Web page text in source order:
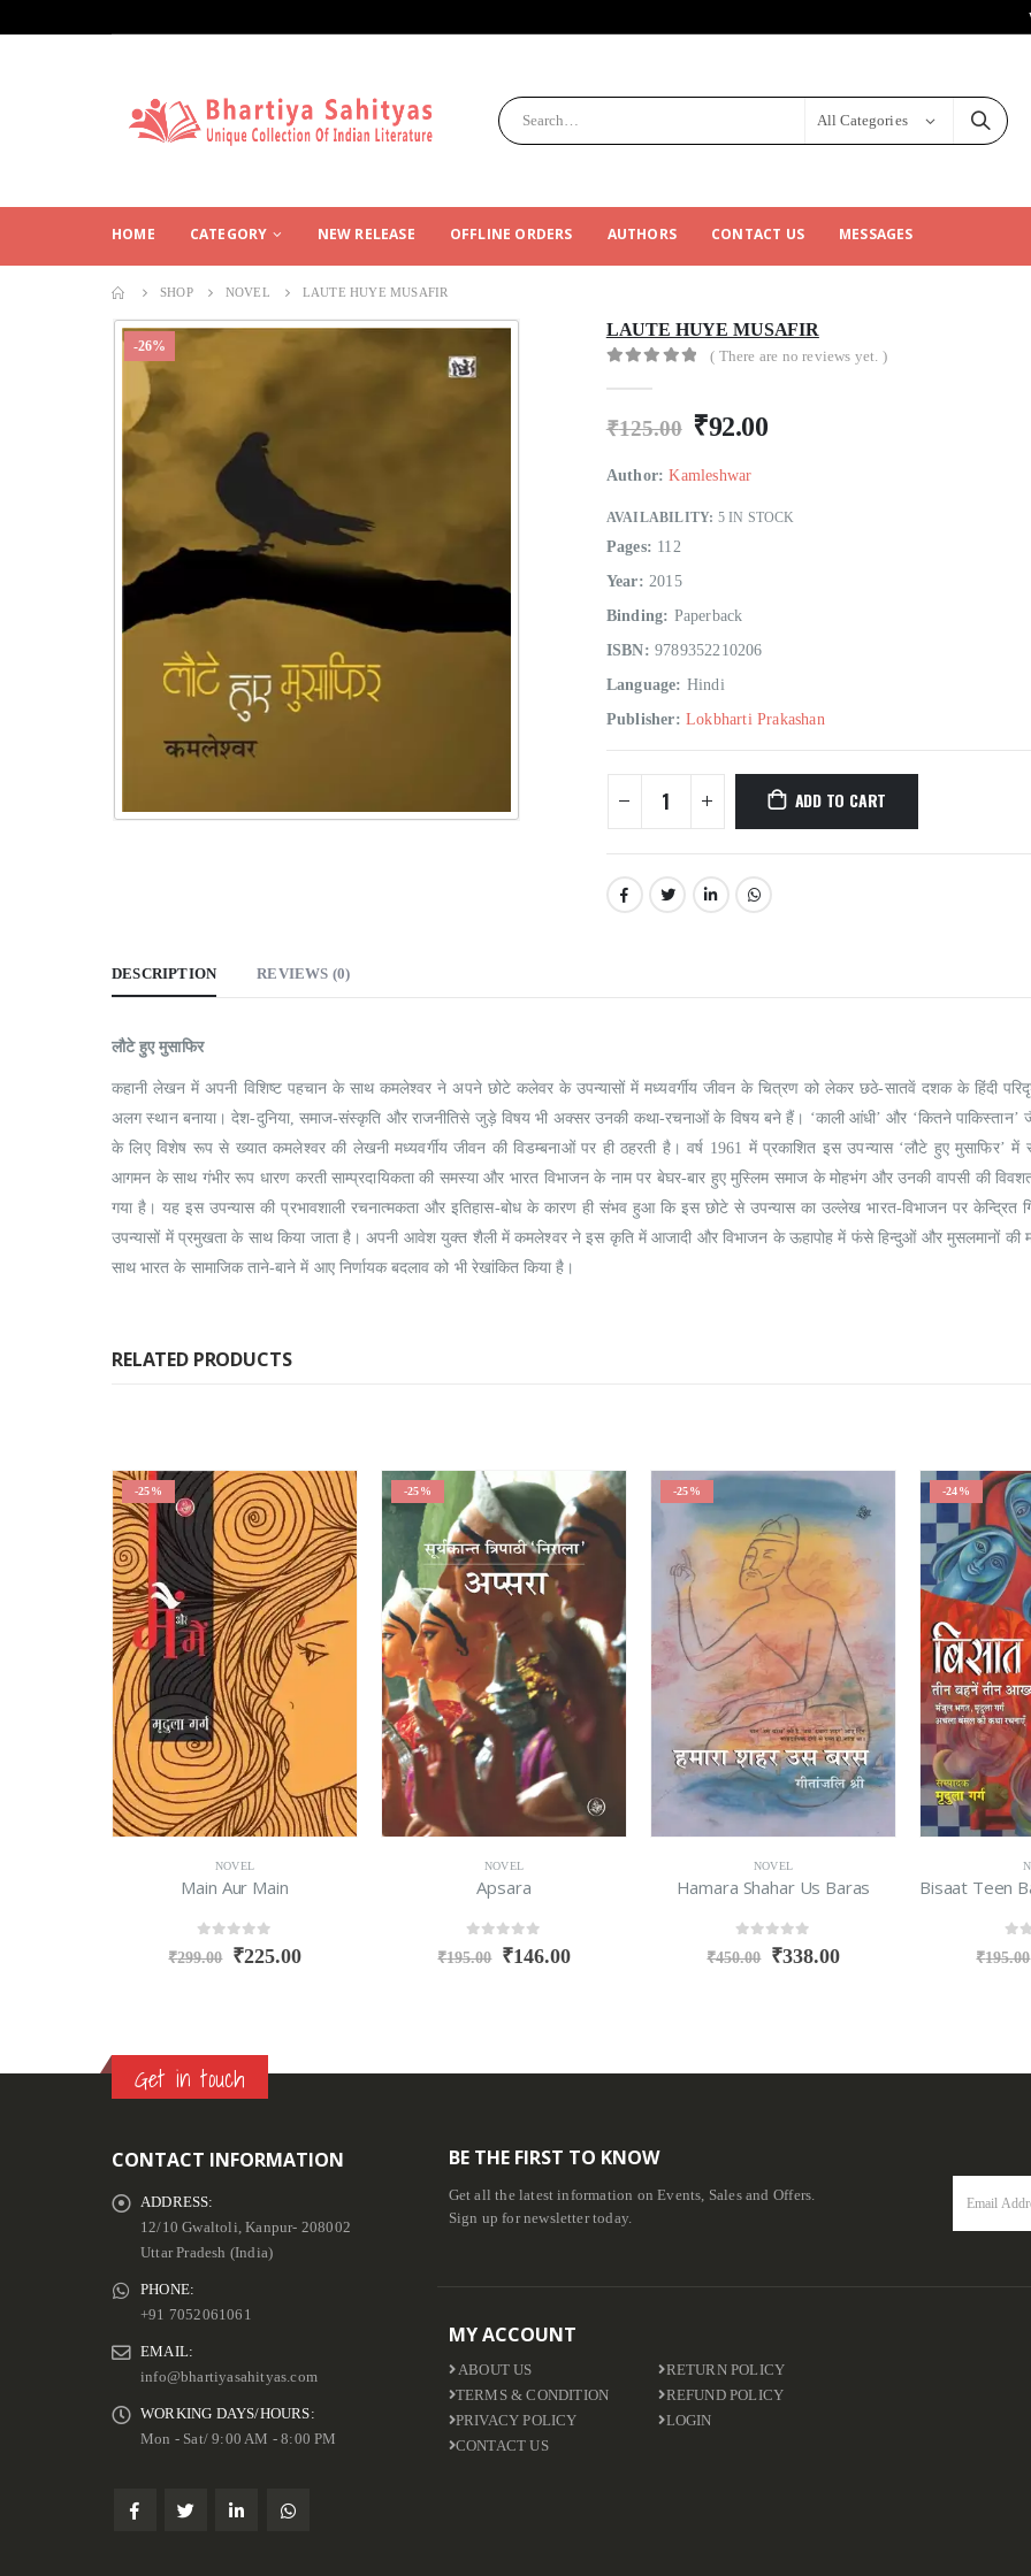
All Categories
HOME CATEGORY NEW RELEASE OFFLINE ORDERS AUTHORS CONTACT US MESSAGES
SHOP NOVEL LAUTE HUYE MUSAFIR
-26%
LAUTE HUYE MUSAFIR
( There are no reviews yet. )
₹125.00 ₹92.00
Author: Kamleshwar
AVAILABILITY: 5 IN STOCK
Pages: 112
Year: 2015
Binding: Paperback
ISBN: 9789352210206
Language: Hindi
Publisher: Lokbharti Prakashan
ADD TO CART
DESCRIPTION REVIEWS (0)
लौटे हुए मुसाफिर
कहानी लेखन में अपनी विशिष्ट पहचान के साथ कमलेश्वर ने अपने छोटे कलेवर के उपन्यासों में मध्यवर्गीय जीवन के चित्रण को लेकर छठे-सातवें दशक के हिंदी
अलग स्थान बनाया। देश-दुनिया, समाज-संस्कृति और राजनीतिसे जुड़े विषय भी अक्सर उनकी कथा-रचनाओं के विषय बने हैं। ‘काली आंधी’ और ‘कितने पाकिस्तान’
के लिए विशेष रूप से ख्यात कमलेश्वर की लेखनी मध्यवर्गीय जीवन की विडम्बनाओं पर ही ठहरती है। वर्ष 1961 में प्रकाशित इस उपन्यास ‘लौटे हुए मुसाफिर’ में
आगमन के साथ गंभीर रूप धारण करती साम्प्रदायिकता की समस्या और भारत विभाजन के नाम पर बेघर-बार हुए मुस्लिम समाज के मोहभंग और उनकी वापसी की विवशता
गया है। यह इस उपन्यास की प्रभावशाली रचनात्मकता और इतिहास-बोध के कारण ही संभव हुआ कि इस छोटे से उपन्यास का उल्लेख भारत-विभाजन पर केन्द्रित
उपन्यासों में प्रमुखता के साथ किया जाता है। अपनी आवेश युक्त शैली में कमलेश्वर ने इस कृति में आजादी और विभाजन के ऊहापोह में फंसे हिन्दुओं और मुसलमानों की
साथ भारत के सामाजिक ताने-बाने में आए निर्णायक बदलाव को भी रेखांकित किया है।
Hindi Sahitya Ka Itihas Bodhgamya Path
out of 5
200.00 ₹180.00
0out of 5
₹215.00 ₹190.00 0 out of 5
₹ 215.00 ₹ 190.00
RELATED PRODUCTS
-25%
NOVEL
Main Aur Main
out of 5
₹299.00 ₹225.00
-25%
NOVEL
Apsara
out of 5
₹195.00 ₹146.00
-25%
NOVEL
Hamara Shahar Us Baras
out of 5
₹450.00 ₹338.00
-24%
₹195.00
Get in touch
CONTACT INFORMATION
ADDRESS:
12/10 Gwaltoli, Kanpur- 208002
Uttar Pradesh (India)
PHONE:
+91 7052061061
EMAIL:
info@bhartiyasahityas.com
WORKING DAYS/HOURS:
Mon - Sat/ 9:00 AM - 8:00 PM
BE THE FIRST TO KNOW
Get all the latest information on Events, Sales and Offers.
Sign up for newsletter today.
MY ACCOUNT
ABOUT US
TERMS & CONDITION
PRIVACY POLICY
CONTACT US
RETURN POLICY
REFUND POLICY
LOGIN